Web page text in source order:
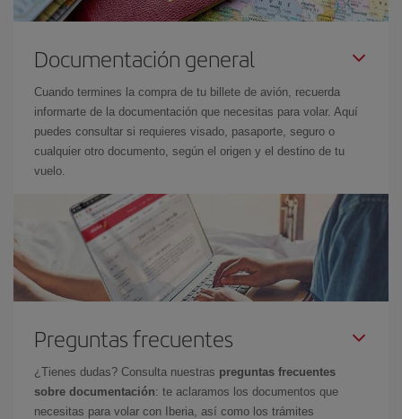
Documentación general
Cuando termines la compra de tu billete de avión, recuerda
informarte de la documentación que necesitas para volar. Aquí
puedes consultar si requieres visado, pasaporte, seguro o
cualquier otro documento, según el origen y el destino de tu
vuelo.
Preguntas frecuentes
¿Tienes dudas? Consulta nuestras preguntas frecuentes
sobre documentación: te aclaramos los documentos que
necesitas para volar con Iberia, así como los trámites